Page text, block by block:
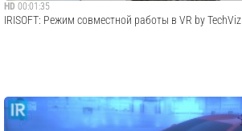
HD 00:01:35
IRISOFT: Режим совместной работы в VR by TechViz